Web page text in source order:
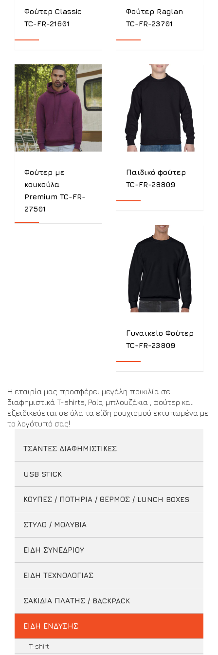
Φούτερ Classic
TC-FR-21601
Φούτερ Raglan
TC-FR-23701
Φούτερ με
κουκούλα
Premium TC-FR-
27501
Παιδικό φούτερ
TC-FR-28809
Γυναικείο Φούτερ
TC-FR-23809
Η εταιρία μας προσφέρει μεγάλη ποικιλία σε
διαφημιστικά T-shirts, Polo, μπλουζάκια , φούτερ και
εξειδικεύεται σε όλα τα είδη ρουχισμού εκτυπωμένα με
το λογότυπό σας!
ΤΣΑΝΤΕΣ ΔΙΑΦΗΜΙΣΤΙΚΕΣ
USB STICK
ΚΟΥΠΕΣ / ΠΟΤΗΡΙΑ / ΘΕΡΜΟΣ / LUNCH BOXES
ΣΤΥΛΟ / ΜΟΛΥΒΙΑ
ΕΙΔΗ ΣΥΝΕΔΡΙΟΥ
ΕΙΔΗ ΤΕΧΝΟΛΟΓΙΑΣ
ΣΑΚΙΔΙΑ ΠΛΑΤΗΣ / BACKPACK
ΕΙΔΗ ΕΝΔΥΣΗΣ
T-shirt